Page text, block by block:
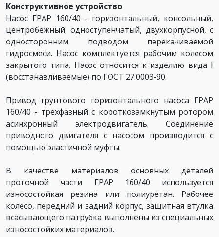
Конструктивное устройство
Насос ГРАР 160/40 - горизонтальный, консольный,
центробежный, одноступенчатый, двухкорпусной, с
односторонним подводом перекачиваемой
гидросмеси. Насос комплектуется рабочим колесом
закрытого типа. Насос относится к изделию вида I
(восстанавливаемые) по ГОСТ 27.0003-90.
Привод грунтового горизонтального насоса ГРАР
160/40 - трехфазный с короткозамкнутым ротором
асинхронный электродвигатель. Соединение
приводного двигателя с насосом производится с
помощью эластичной муфты.
В качестве материалов основных деталей
проточной части ГРАР 160/40 используется
износостойкая резина или полиуретан. Рабочее
колесо, передний и задний корпус, защитная втулка
всасывающего патрубка выполнены из специальных
износостойких материалов.